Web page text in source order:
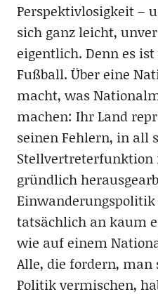
Perspektivlosigkeit –
sich ganz leicht,
eigentlich. Denn es
Fußball. Über eine
macht, was
machen: Ihr Land
seinen Fehlern, in all
Stellvertreterfunktion
gründlich
Einwanderungspolitik
tatsächlich an kaum
wie auf einem
Alle, die fordern,
Politik vermischen,